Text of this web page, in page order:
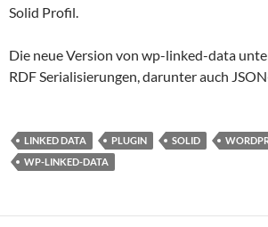
Solid Profil.
Die neue Version von wp-linked-data
RDF Serialisierungen, darunter auch
LINKED DATA PLUGIN SOLID
WP-LINKED-DATA